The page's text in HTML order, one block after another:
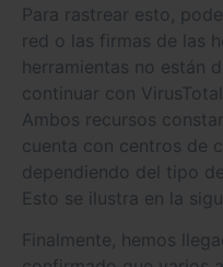
Para rastrear esto,
red o las firmas de las
herramientas no están
continuar con
Ambos recursos
cuenta con centros de
dependiendo del tipo
Esto se ilustra en la
Finalmente, hemos